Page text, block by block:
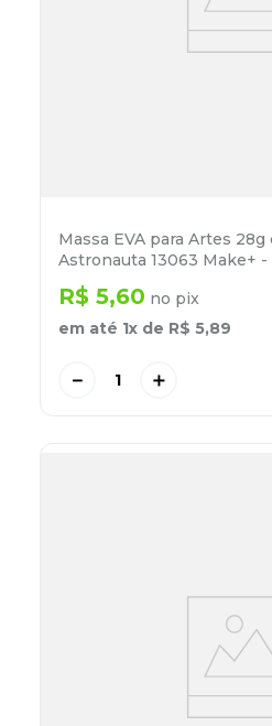
Massa EVA para Artes 28g
Astronauta 13063 Make+ -
R$ 5,60 no pix
em até 1x de R$ 5,89
＋
－